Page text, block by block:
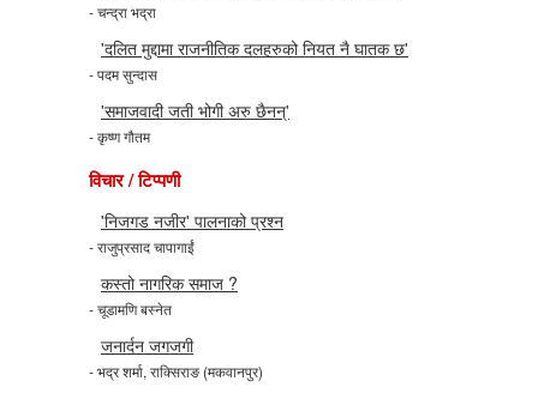
- चन्द्रा भद्रा
'दलित मुद्दामा राजनीतिक दलहरुको नियत नै घातक छ'
- पदम सुन्दास
'समाजवादी जती भोगी अरु छैनन्'
- कृष्ण गौतम
विचार / टिप्पणी
'निजगड नजीर' पालनाको प्रश्न
- राजुप्रसाद चापागाईं
कस्तो नागरिक समाज ?
- चूडामणि बस्नेत
जनार्दन जगजगी
- भद्र शर्मा, राक्सिराङ (मकवानपुर)